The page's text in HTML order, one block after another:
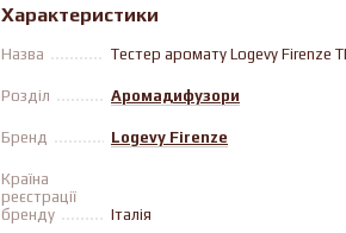
Характеристики
Назва Тестер аромату Logevy Firenze
Розділ Аромадифузори
Бренд Logevy Firenze
Країна
реєстрації
бренду
Італія